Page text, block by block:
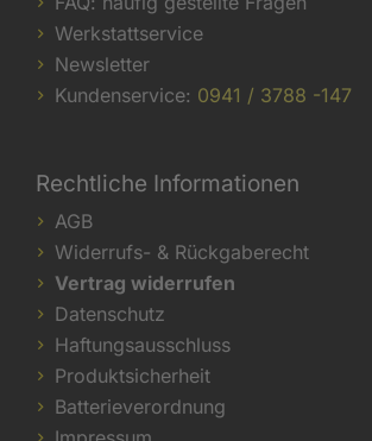
Werkstattservice
Newsletter
Kundenservice: 0941 / 3788 -147
Rechtliche Informationen
AGB
Widerrufs- & Rückgaberecht
Vertrag widerrufen
Datenschutz
Haftungsausschluss
Produktsicherheit
Batterieverordnung